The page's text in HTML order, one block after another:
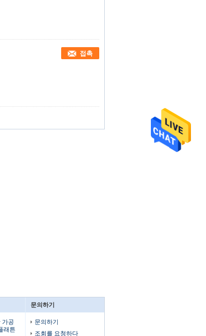
접촉
가공
래튼
문의하기
문의하기
조회를 요청하다